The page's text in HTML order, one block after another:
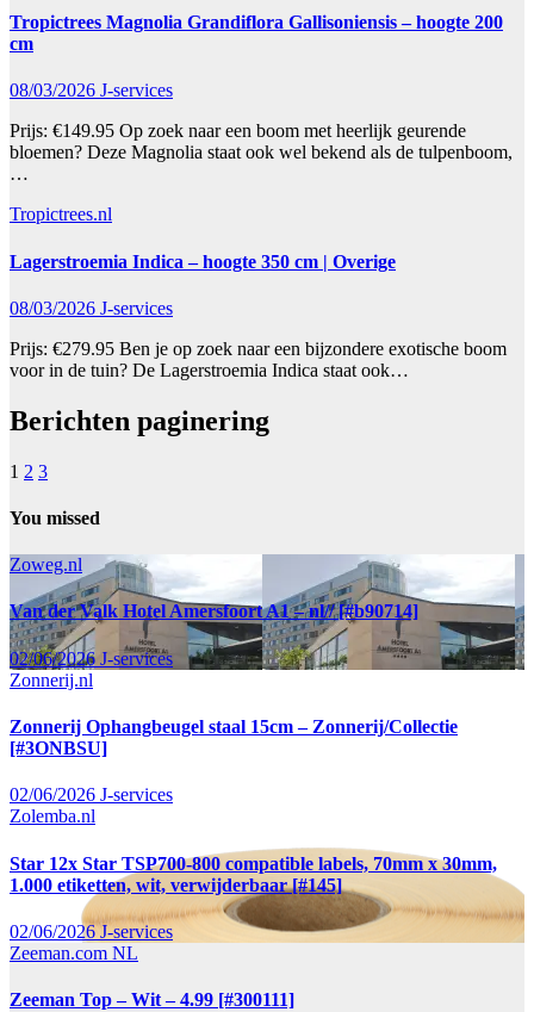
Tropictrees Magnolia Grandiflora Gallisoniensis – hoogte 200
cm
08/03/2026 J-services
Prijs: €149.95 Op zoek naar een boom met heerlijk geurende
bloemen? Deze Magnolia staat ook wel bekend als de tulpenboom,
…
Tropictrees.nl
Lagerstroemia Indica – hoogte 350 cm | Overige
08/03/2026 J-services
Prijs: €279.95 Ben je op zoek naar een bijzondere exotische boom
voor in de tuin? De Lagerstroemia Indica staat ook…
Berichten paginering
1 2 3
You missed
Zoweg.nl
Van der Valk Hotel Amersfoort A1 – nl// [#b90714]
02/06/2026 J-services
Zonnerij.nl
Zonnerij Ophangbeugel staal 15cm – Zonnerij/Collectie
[#3ONBSU]
02/06/2026 J-services
Zolemba.nl
Star 12x Star TSP700-800 compatible labels, 70mm x 30mm,
1.000 etiketten, wit, verwijderbaar [#145]
02/06/2026J-services
Zeeman.com NL
Zeeman Top – Wit – 4.99 [#300111]